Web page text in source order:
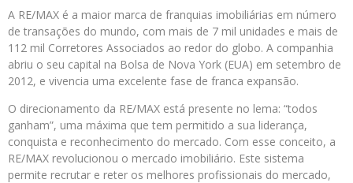
A RE/MAX é a maior marca de franquias imobiliárias em número
de transações do mundo, com mais de 7 mil unidades e mais de
112 mil Corretores Associados ao redor do globo. A companhia
abriu o seu capital na Bolsa de Nova York (EUA) em setembro de
2012, e vivencia uma excelente fase de franca expansão.
O direcionamento da RE/MAX está presente no lema: “todos
ganham”, uma máxima que tem permitido a sua liderança,
conquista e reconhecimento do mercado. Com esse conceito, a
RE/MAX revolucionou o mercado imobiliário. Este sistema
permite recrutar e reter os melhores profissionais do mercado,